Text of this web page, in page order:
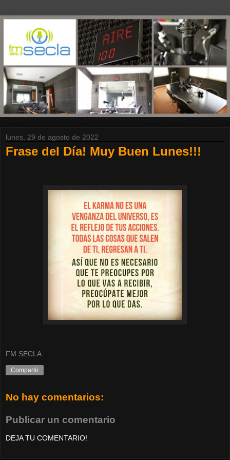
lunes, 29 de agosto de 2022
Frase del Día! Muy Buen Lunes!!!
FM SECLA
Compartir
No hay comentarios:
Publicar un comentario
DEJA TU COMENTARIO!